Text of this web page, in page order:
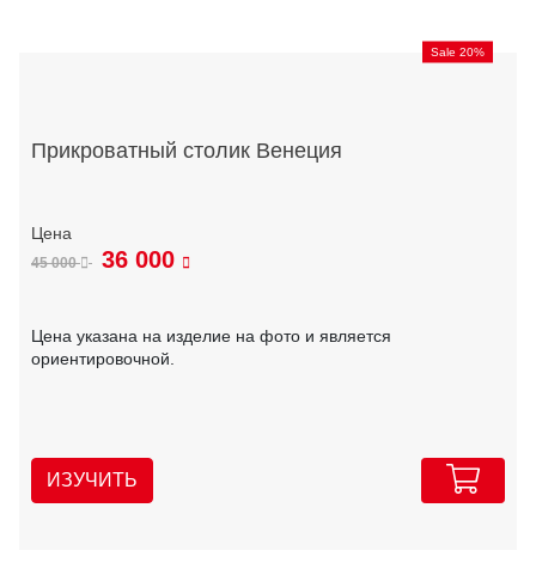
Sale 20%
Прикроватный столик Венеция
45 000 36 000
Цена указана на изделие на фото и является
ориентировочной.
ИЗУЧИТЬ